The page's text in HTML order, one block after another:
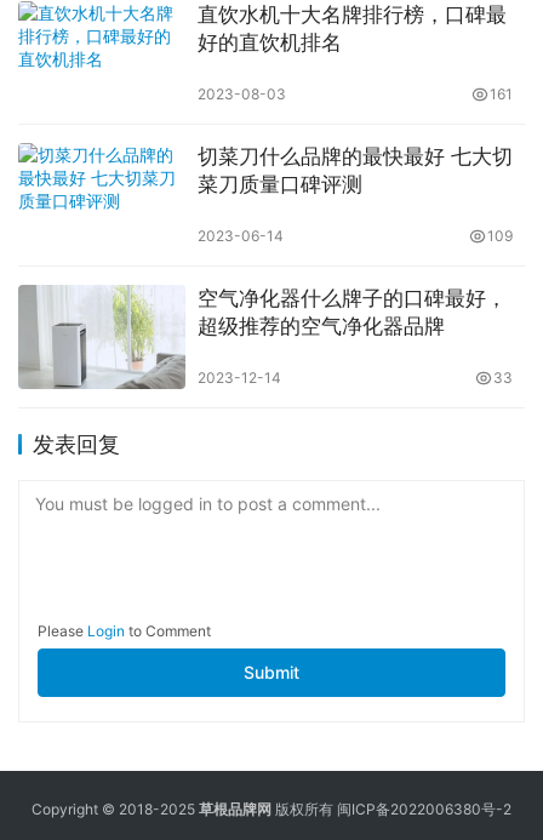
直饮水机十大名牌排行榜，口碑最
好的直饮机排名
2023-08-03 161
切菜刀什么品牌的最快最好 七大切
菜刀质量口碑评测
2023-06-14 109
空气净化器什么牌子的口碑最好，
超级推荐的空气净化器品牌
2023-12-14 33
发表回复
You must be logged in to post a comment...
Please Login to Comment
Submit
Copyright © 2018-2025 草根品牌网 版权所有 闽ICP备2022006380号-2